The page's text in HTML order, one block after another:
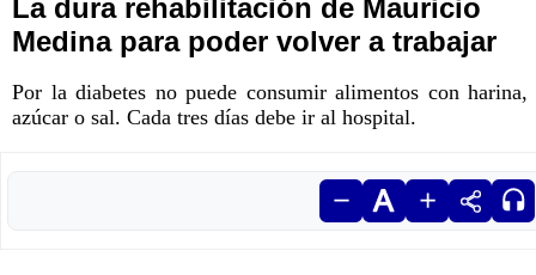
La dura rehabilitación de Mauricio
Medina para poder volver a trabajar
Por la diabetes no puede consumir alimentos con harina,
azúcar o sal. Cada tres días debe ir al hospital.